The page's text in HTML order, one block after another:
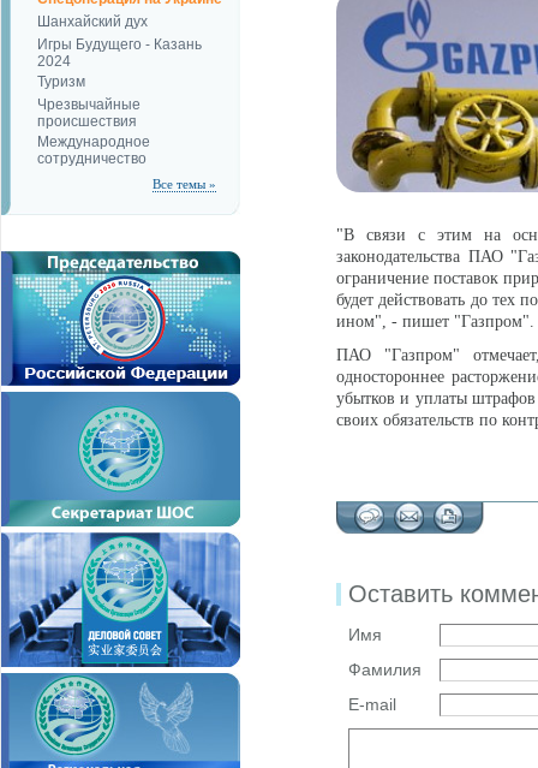
Шанхайский дух
Игры Будущего - Казань
2024
Туризм
Чрезвычайные
происшествия
Международное
сотрудничество
Все темы »
"В связи с этим на
законодательства ПАО
ограничение поставок
будет действовать до
ином", - пишет "Газпром".
ПАО "Газпром"
одностороннее
убытков и уплаты
своих обязательств по
Оставить
Имя
Фамилия
E-mail